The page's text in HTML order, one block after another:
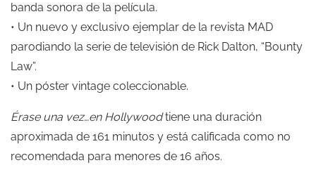
banda sonora de la película.
• Un nuevo y exclusivo ejemplar de la revista MAD
parodiando la serie de televisión de Rick Dalton, “Bounty
Law”.
• Un póster vintage coleccionable.
Érase una vez…en Hollywoodtiene una duración
aproximada de 161 minutos y está calificada como no
recomendada para menores de 16 años.